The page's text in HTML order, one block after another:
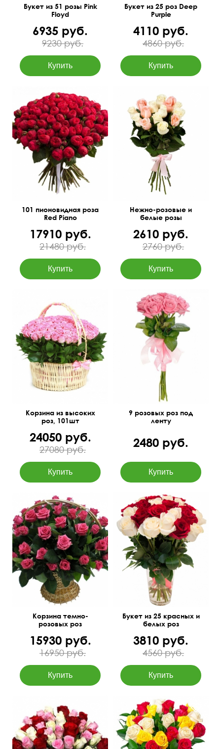
Букет из 51 розы Pink
Floyd
6935 руб.
9230 руб.
Букет из 25 роз Deep
Purple
4110 руб.
4860 руб.
Доставка букета
бесплатно по
Новосибирску
50 см
60 см
101 пионовидная роза
Red Piano
17910 руб.
21480 руб.
Букет-конструктор,
количество цветов
можно изменить
50 см
Нежно-розовые и
белые розы
2610 руб.
2760 руб.
70 см 75 см
Корзина из высоких
роз, 101шт
24050 руб.
27080 руб.
60 см 30 см
9 розовых роз под
ленту
2480 руб.
75 см 65 см
Корзина темно-
розовых роз
15930 руб.
16950 руб.
50 см 35 см
Букет из 25 красных и
белых роз
3810 руб.
4560 руб.
Разноцветные бутоны